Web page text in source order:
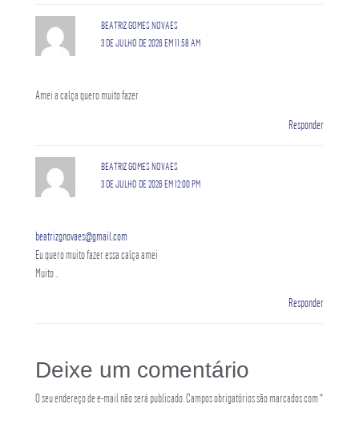
BEATRIZ GOMES NOVAES
3 DE JULHO DE 2026 EM 11:58 AM
Amei a calça quero muito fazer
Responder
BEATRIZ GOMES NOVAES
3 DE JULHO DE 2026 EM 12:00 PM
beatrizgnovaes@gmail.com
Eu quero muito fazer essa calça amei
Muito ..
Responder
Deixe um comentário
O seu endereço de e-mail não será publicado. Campos obrigatórios são marcados com*